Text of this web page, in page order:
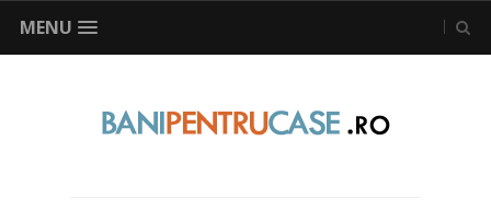
MENU